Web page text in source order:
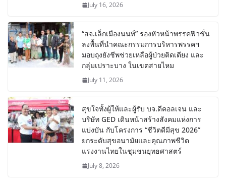
July 16, 2026
“สจ.เล็กเมืองนนท์” รองหัวหน้าพรรคฟิวชั่น
ลงพื้นที่นำคณะกรรมการบริหารพรรคฯ
มอบถุงยังชีพช่วยเหลือผู้ป่วยติดเตียง และ
กลุ่มเปราะบาง ในเขตสายไหม
July 11, 2026
สุขใจทั้งผู้ให้และผู้รับ บจ.ดีคอลเจน และ
บริษัท GED เดินหน้าสร้างสังคมแห่งการ
แบ่งบัน​ กับโครงการ “ชีวิตดีมีสุข 2026”
ยกระดับสุขอนามัยและคุณภาพชีวิต
แรงงานไทยในชุมชนยุทธศาสตร์
July 8, 2026